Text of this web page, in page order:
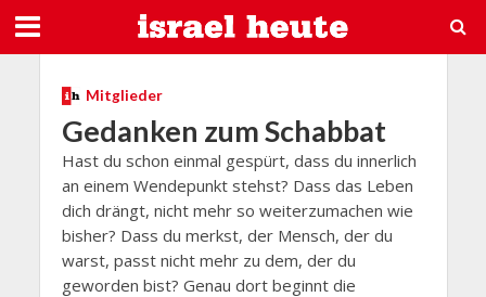
Mitglieder
Gedanken zum Schabbat
Hast du schon einmal gespürt, dass du innerlich
an einem Wendepunkt stehst? Dass das Leben
dich drängt, nicht mehr so weiterzumachen wie
bisher? Dass du merkst, der Mensch, der du
warst, passt nicht mehr zu dem, der du
geworden bist? Genau dort beginnt die